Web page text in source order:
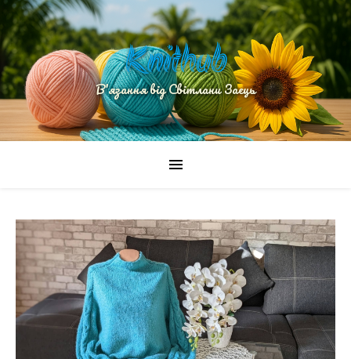
Knithub
В'язання від Світлани Заєць